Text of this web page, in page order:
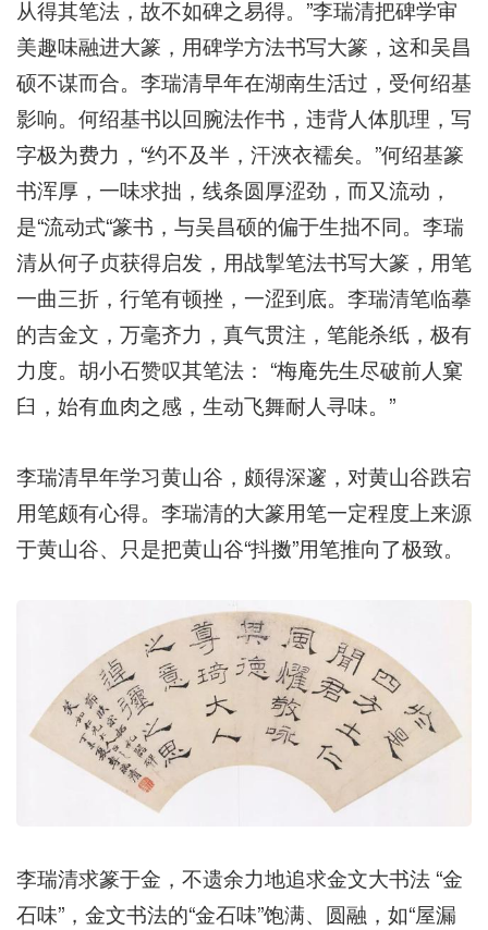
从得其笔法，故不如碑之易得。”李瑞清把碑学审
美趣味融进大篆，用碑学方法书写大篆，这和吴昌
硕不谋而合。李瑞清早年在湖南生活过，受何绍基
影响。何绍基书以回腕法作书，违背人体肌理，写
字极为费力，“约不及半，汗浹衣襦矣。”何绍基篆
书浑厚，一味求拙，线条圆厚涩劲，而又流动，
是“流动式“篆书，与吴昌硕的偏于生拙不同。李瑞
清从何子贞获得启发，用战掣笔法书写大篆，用笔
一曲三折，行笔有顿挫，一涩到底。李瑞清笔临摹
的吉金文，万毫齐力，真气贯注，笔能杀纸，极有
力度。胡小石赞叹其笔法： “梅庵先生尽破前人窠
臼，始有血肉之感，生动飞舞耐人寻味。”
李瑞清早年学习黄山谷，颇得深邃，对黄山谷跌宕
用笔颇有心得。李瑞清的大篆用笔一定程度上来源
于黄山谷、只是把黄山谷“抖擞”用笔推向了极致。
李瑞清求篆于金，不遗余力地追求金文大书法 “金
石味”，金文书法的“金石味”饱满、圆融，如“屋漏